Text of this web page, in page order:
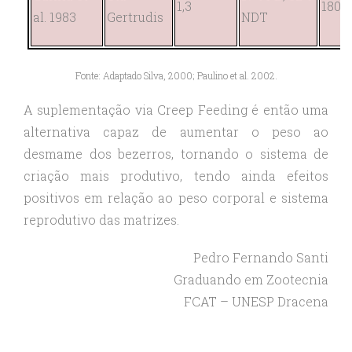
al. 1983
Gertrudis
1,3
NDT
180
Fonte: Adaptado Silva, 2000; Paulino et al. 2002.
A suplementação via Creep Feeding é então uma
alternativa capaz de aumentar o peso ao
desmame dos bezerros, tornando o sistema de
criação mais produtivo, tendo ainda efeitos
positivos em relação ao peso corporal e sistema
reprodutivo das matrizes.
Pedro Fernando Santi
Graduando em Zootecnia
FCAT – UNESP Dracena